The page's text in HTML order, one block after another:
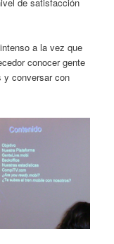
a la vez que
conocer gente
y conversar con